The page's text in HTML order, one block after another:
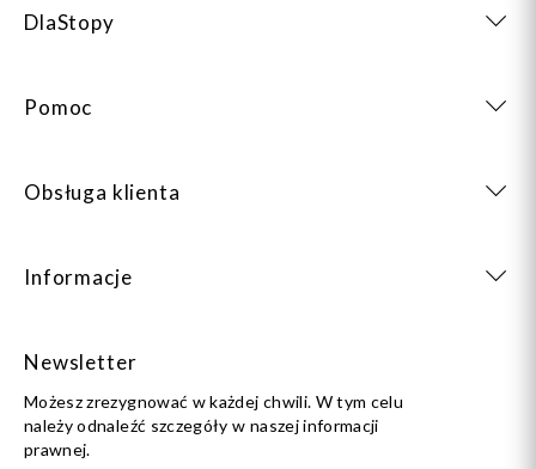
DlaStopy
Pomoc
Obsługa klienta
Informacje
Newsletter
Możesz zrezygnować w każdej chwili. W tym celu
należy odnaleźć szczegóły w naszej informacji
prawnej.